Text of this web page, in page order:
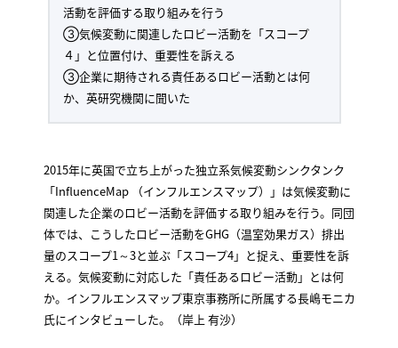
活動を評価する取り組みを行う
③気候変動に関連したロビー活動を「スコープ
４」と位置付け、重要性を訴える
③企業に期待される責任あるロビー活動とは何
か、英研究機関に聞いた
2015年に英国で立ち上がった独立系気候変動シンクタンク
「InfluenceMap （インフルエンスマップ）」は気候変動に
関連した企業のロビー活動を評価する取り組みを行う。同団
体では、こうしたロビー活動をGHG（温室効果ガス）排出
量のスコープ1～3と並ぶ「スコープ4」と捉え、重要性を訴
える。気候変動に対応した「責任あるロビー活動」とは何
か。インフルエンスマップ東京事務所に所属する長嶋モニカ
氏にインタビューした。（岸上 有沙）